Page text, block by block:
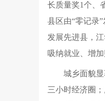
长质量奖1个、
县区由“零记录
发展先进县，
吸纳就业、增
城乡面貌
三小时经济圈